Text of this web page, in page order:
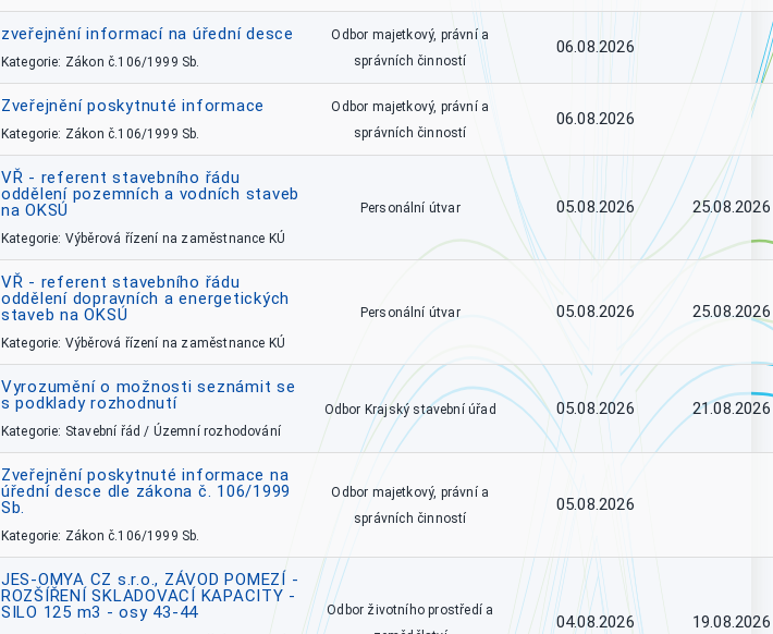
zveřejnění informací na úřední desce
Kategorie: Zákon č.106/1999 Sb.
Odbor majetkový, právní a
správních činností
06.08.2026
Zveřejnění poskytnuté informace
Kategorie: Zákon č.106/1999 Sb.
Odbor majetkový, právní a
správních činností
06.08.2026
VŘ - referent stavebního řádu
oddělení pozemních a vodních staveb
na OKSÚ
Kategorie: Výběrová řízení na zaměstnance KÚ
Personální útvar 05.08.2026 25.08.2026
VŘ - referent stavebního řádu
oddělení dopravních a energetických
staveb na OKSÚ
Kategorie: Výběrová řízení na zaměstnance KÚ
Personální útvar 05.08.2026 25.08.2026
Vyrozumění o možnosti seznámit se
s podklady rozhodnutí
Kategorie: Stavební řád / Územní rozhodování
Odbor Krajský stavební úřad 05.08.2026 21.08.2026
Zveřejnění poskytnuté informace na
úřední desce dle zákona č. 106/1999
Sb.
Kategorie: Zákon č.106/1999 Sb.
Odbor majetkový, právní a
správních činností
05.08.2026
JES-OMYA CZ s.r.o., ZÁVOD POMEZÍ -
ROZŠÍŘENÍ SKLADOVACÍ KAPACITY -
SILO 125 m3 - osy 43-44
Odbor životního prostředí a
04.08.2026 19.08.2026